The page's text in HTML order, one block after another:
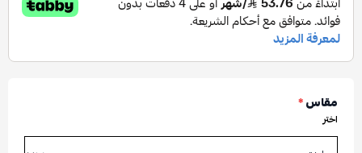
مقاس*
اختر